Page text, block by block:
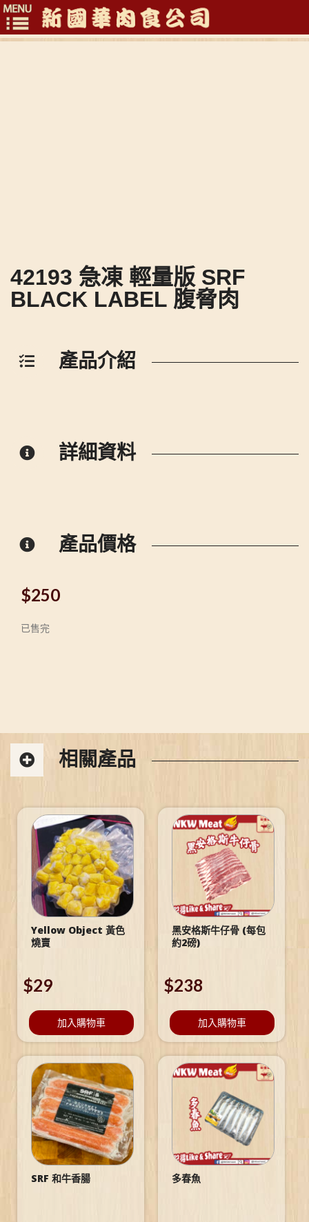
Toggle
42193 急凍 輕量版 SRF
BLACK LABEL 腹脅肉
產品介紹
詳細資料
產品價格
$250
已售完
相關產品
Yellow Object 黃色
燒賣
$29
加入購物車
黑安格斯牛仔骨 (每包
約2磅)
$238
加入購物車
SRF 和牛香腸 多春魚